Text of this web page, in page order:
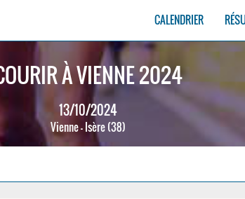
CALENDRIER
À VIENNE 2024
13/10/2024
Vienne - Isère (38)